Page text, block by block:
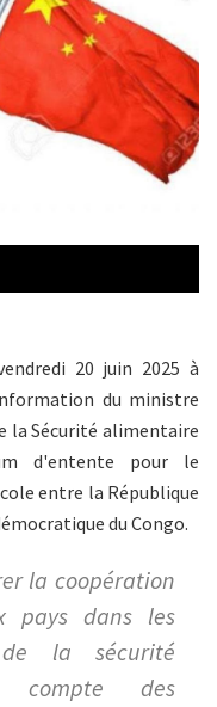
20 juin 2025 à
du ministre
la Sécurité alimentaire
d'entente pour le
entre la République
du Congo.
la coopération
pays dans les
la sécurité
des